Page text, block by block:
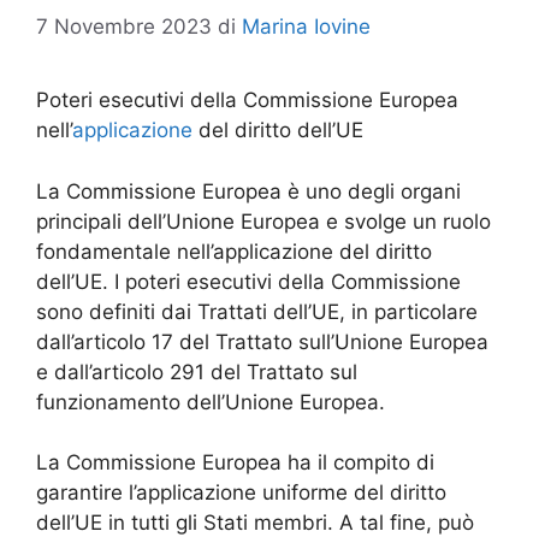
7 Novembre 2023 di Marina Iovine
Poteri esecutivi della Commissione Europea
nell’applicazione del diritto dell’UE
La Commissione Europea è uno degli organi
principali dell’Unione Europea e svolge un ruolo
fondamentale nell’applicazione del diritto
dell’UE. I poteri esecutivi della Commissione
sono definiti dai Trattati dell’UE, in particolare
dall’articolo 17 del Trattato sull’Unione Europea
e dall’articolo 291 del Trattato sul
funzionamento dell’Unione Europea.
La Commissione Europea ha il compito di
garantire l’applicazione uniforme del diritto
dell’UE in tutti gli Stati membri. A tal fine, può